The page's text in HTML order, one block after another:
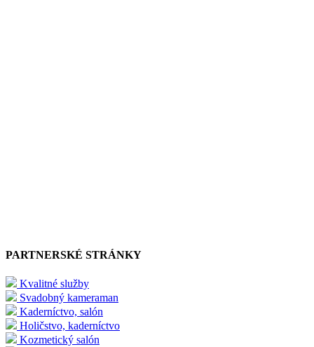
PARTNERSKÉ STRÁNKY
Kvalitné služby
Svadobný kameraman
Kaderníctvo, salón
Holičstvo, kaderníctvo
Kozmetický salón